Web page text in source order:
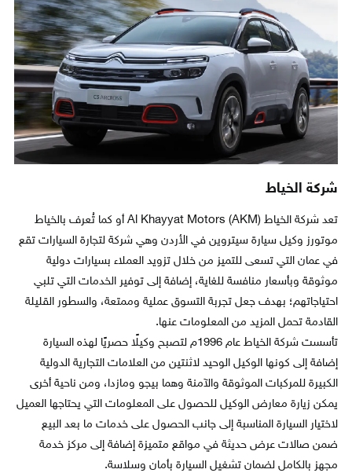
شركة الخياط
تعد شركة الخياط (Al Khayyat Motors (AKM أو كما تُعرف بالخياط
موتورز وكيل سيارة سيتروين في الأردن وهي شركة لتجارة السيارات تقع
في عمان التي تسعى للتميز من خلال تزويد العملاء بسيارات دولية
موثوقة وبأسعار منافسة للغاية، إضافة إلى توفير الخدمات التي تلبي
احتياجاتهم؛ بهدف جعل تجربة التسوق عملية وممتعة، والسطور القليلة
القادمة تحمل المزيد من المعلومات عنها.
تأسست شركة الخياط عام 1996م لتصبح وكيلًا حصريًا لهذه السيارة
إضافة إلى كونها الوكيل الوحيد لاثنتين من العلامات التجارية الدولية
الكبيرة للمركبات الموثوقة والآمنة وهما بيجو ومازدا، ومن ناحية أخرى
يمكن زيارة معارض الوكيل للحصول على المعلومات التي يحتاجها العميل
لاختيار السيارة المناسبة إلى جانب الحصول على خدمات ما بعد البيع
ضمن صالات عرض حديثة في مواقع متميزة إضافة إلى مركز خدمة
مجهز بالكامل لضمان تشغيل السيارة بأمان وسلاسة.